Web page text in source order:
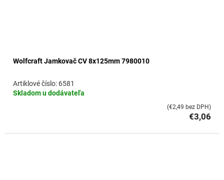
Wolfcraft Jamkovač CV 8x125mm 7980010
Skladom u dodávateľa
6581
€3,06
(€2,49 bez DPH)